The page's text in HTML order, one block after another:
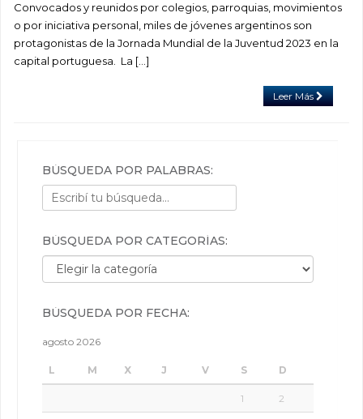
Convocados y reunidos por colegios, parroquias, movimientos
o por iniciativa personal, miles de jóvenes argentinos son
protagonistas de la Jornada Mundial de la Juventud 2023 en la
capital portuguesa. La […]
Leer Más
BÚSQUEDA POR PALABRAS:
BÚSQUEDA POR CATEGORÍAS:
Búsqueda por categorías:
BÚSQUEDA POR FECHA:
agosto 2026
L M X J V S D
1 2